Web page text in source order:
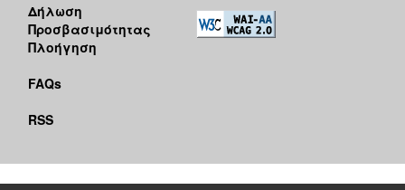
Δήλωση
Προσβασιμότητας
Πλοήγηση
FAQs
RSS